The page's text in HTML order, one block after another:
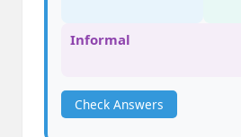
Informal
Check Answers